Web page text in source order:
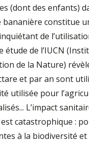
(dont des enfants)
bananière constitue
de
étude de l’IUCN
de la Nature)
et par an sont
utilisée pour
L’impact
catastrophique :
à la biodiversité